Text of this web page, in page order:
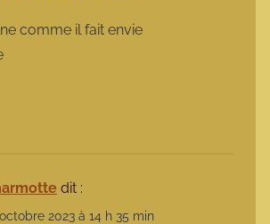
comme il fait envie
dit :
2023 à 14 h 35 min